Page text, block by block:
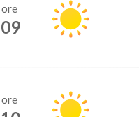
ore
09
ore